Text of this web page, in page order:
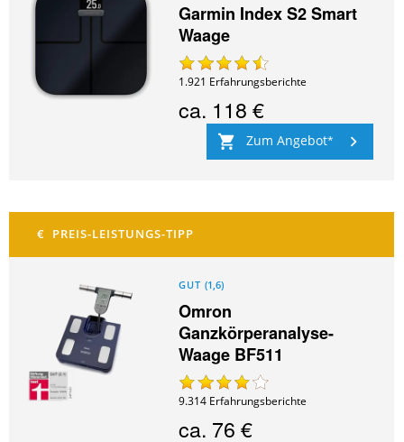
Garmin Index S2 Smart
Waage
1.921 Erfahrungsberichte
ca. 118 €
Zum Angebot
GUT (1,6)
Omron
Ganzkörperanalyse-
Waage BF511
9.314 Erfahrungsberichte
ca. 76 €